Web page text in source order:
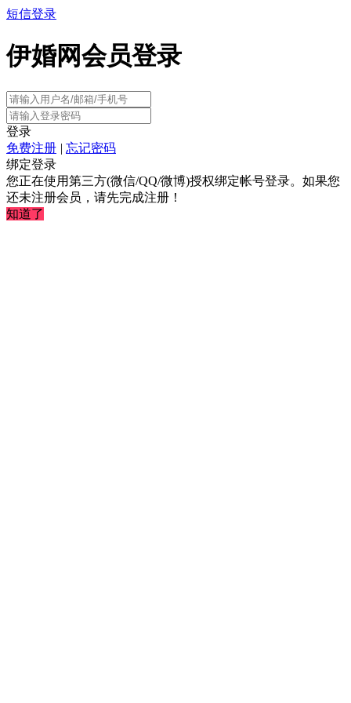
短信登录
伊婚网会员登录
登录
免费注册 | 忘记密码
绑定登录
您正在使用第三方(微信/QQ/微博)授权绑定帐号登录。如果您
还未注册会员，请先完成注册！
知道了